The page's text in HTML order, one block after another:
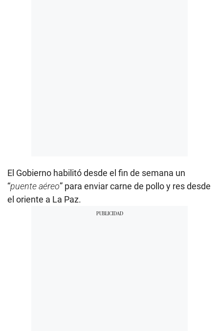
El Gobierno habilitó desde el fin de semana un
“puente aéreo” para enviar carne de pollo y res desde
el oriente a La Paz.